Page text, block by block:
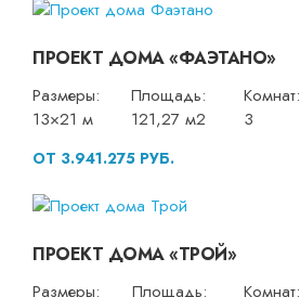
ПРОЕКТ ДОМА «ФАЭТАНО»
Размеры:
13×21 м
Площадь:
121,27 м2
Комнат:
3
ОТ 3.941.275 РУБ.
ПРОЕКТ ДОМА «ТРОЙ»
Размеры: Площадь: Комнат: